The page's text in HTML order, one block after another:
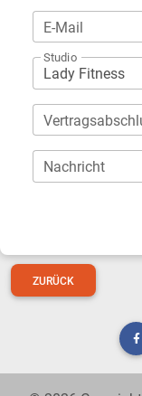
E-Mail
Studio
Nachricht
ZURÜCK